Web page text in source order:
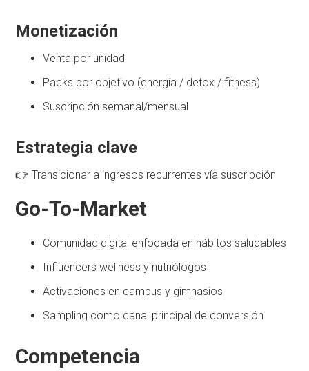
Monetización
Venta por unidad
Packs por objetivo (energía / detox / fitness)
Suscripción semanal/mensual
Estrategia clave
👉 Transicionar a ingresos recurrentes vía suscripción
Go-To-Market
Comunidad digital enfocada en hábitos saludables
Influencers wellness y nutriólogos
Activaciones en campus y gimnasios
Sampling como canal principal de conversión
Competencia